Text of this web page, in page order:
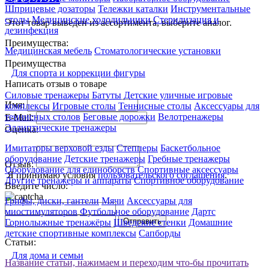
Шприцевые дозаторы Тележки каталки Инструментальные
столы Медицинские холодильники Стерилизация и
дезинфекция
Медицинская мебель Стоматологические установки
Для спорта и коррекции фигуры
Силовые тренажеры Батуты Детские уличные игровые
комплексы Игровые столы Теннисные столы Аксессуары для
теннисных столов Беговые дорожки Велотренажеры
Эллиптические тренажеры
Имитаторы верховой езды Степперы Баскетбольное
оборудование Детские тренажеры Гребные тренажеры
Оборудование для единоборств Спортивные аксессуары
Другие тренажеры и аппараты Спортивное оборудование
Грифы, диски, гантели Мячи Аксессуары для
миостимуляторов Футбольное оборудование Дартс
Горнолыжные тренажёры Шведские стенки Домашние
детские спортивные комплексы Сапборды
Для дома и семьи
Этот товар выведен из ассортимента,выберите аналог.
Преимущества:
Преимущества
Написать отзыв о товаре
Имя:
E-Mail:
Оценка:
Отзыв:
Я принимаю условияпользовательского соглашения.
Введите число:
Отправить
Статьи:
Название статьи, нажимаем и переходим что-бы прочитать